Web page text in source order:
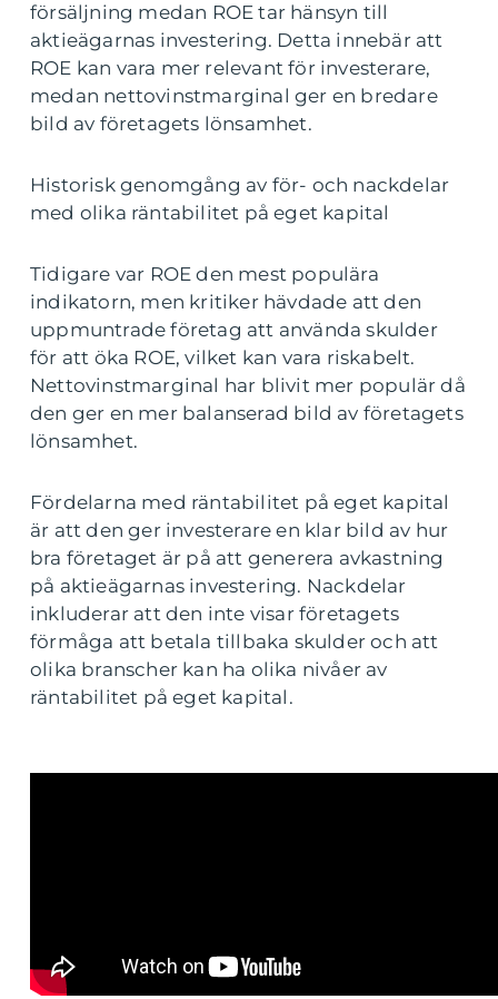
försäljning medan ROE tar hänsyn till
aktieägarnas investering. Detta innebär att
ROE kan vara mer relevant för investerare,
medan nettovinstmarginal ger en bredare
bild av företagets lönsamhet.
Historisk genomgång av för- och nackdelar
med olika räntabilitet på eget kapital
Tidigare var ROE den mest populära
indikatorn, men kritiker hävdade att den
uppmuntrade företag att använda skulder
för att öka ROE, vilket kan vara riskabelt.
Nettovinstmarginal har blivit mer populär då
den ger en mer balanserad bild av företagets
lönsamhet.
Fördelarna med räntabilitet på eget kapital
är att den ger investerare en klar bild av hur
bra företaget är på att generera avkastning
på aktieägarnas investering. Nackdelar
inkluderar att den inte visar företagets
förmåga att betala tillbaka skulder och att
olika branscher kan ha olika nivåer av
räntabilitet på eget kapital.